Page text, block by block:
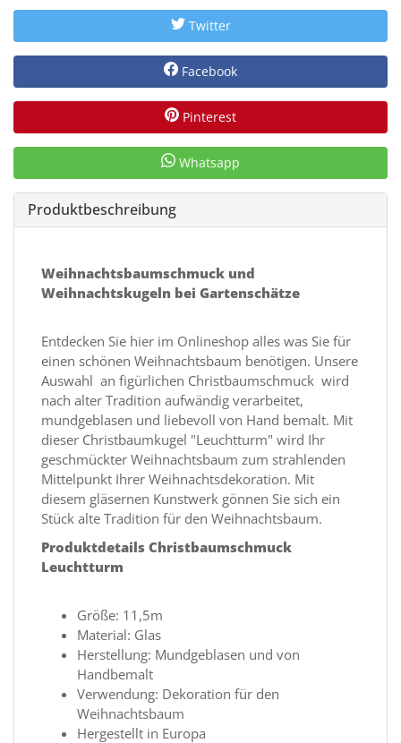
Twitter
Facebook
Pinterest
Whatsapp
Produktbeschreibung
Weihnachtsbaumschmuck und
Weihnachtskugeln bei Gartenschätze
Entdecken Sie hier im Onlineshop alles was Sie für
einen schönen Weihnachtsbaum benötigen. Unsere
Auswahl an figürlichen Christbaumschmuck wird
nach alter Tradition aufwändig verarbeitet,
mundgeblasen und liebevoll von Hand bemalt. Mit
dieser Christbaumkugel "Leuchtturm" wird Ihr
geschmückter Weihnachtsbaum zum strahlenden
Mittelpunkt Ihrer Weihnachtsdekoration. Mit
diesem gläsernen Kunstwerk gönnen Sie sich ein
Stück alte Tradition für den Weihnachtsbaum.
Produktdetails Christbaumschmuck
Leuchtturm
Größe: 11,5m
Material: Glas
Herstellung: Mundgeblasen und von
Handbemalt
Verwendung: Dekoration für den
Weihnachtsbaum
Hergestellt in Europa